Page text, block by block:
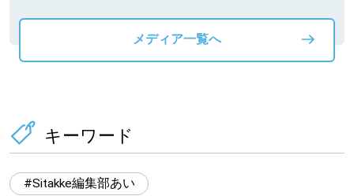
メディア一覧へ
キーワード
Sitakke編集部あい